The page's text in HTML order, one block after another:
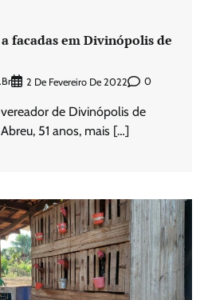
facadas em Divinópolis de
2 De Fevereiro De 2022 0
de Divinópolis de
51 anos, mais […]